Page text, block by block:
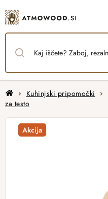
to
content
HomeKuhinjski pripomočki
za testo
Akcija